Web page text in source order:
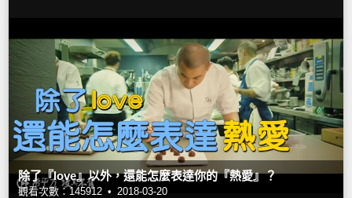
除了『love』以外，還能怎麼表達你的『熱愛』？
觀看次數：145912 • 2018-03-20